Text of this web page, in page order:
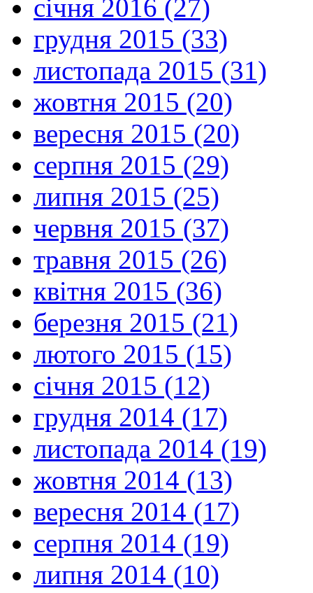
січня 2016 (27)
грудня 2015 (33)
листопада 2015 (31)
жовтня 2015 (20)
вересня 2015 (20)
серпня 2015 (29)
липня 2015 (25)
червня 2015 (37)
травня 2015 (26)
квітня 2015 (36)
березня 2015 (21)
лютого 2015 (15)
січня 2015 (12)
грудня 2014 (17)
листопада 2014 (19)
жовтня 2014 (13)
вересня 2014 (17)
серпня 2014 (19)
липня 2014 (10)